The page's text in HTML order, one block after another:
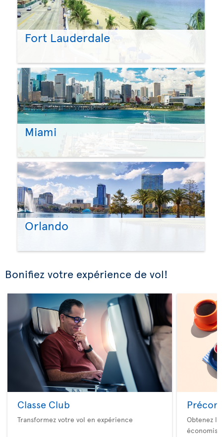
Fort Lauderdale
Miami
Orlando
Bonifiez votre expérience de vol!
Classe Club
Transformez votre vol en expérience
Obtenez